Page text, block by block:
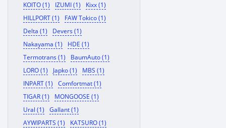
KOITO (1)
IZUMI (1)
Kixx (1)
HILLPORT (1)
FAW Tokico (1)
Delta (1)
Devers (1)
Nakayama (1)
HDE (1)
Termotrans (1)
BaumAuto (1)
LORO (1)
Japko (1)
MBS (1)
INPART (1)
Comfortmat (1)
TIGAR (1)
MONGOOSE (1)
Ural (1)
Gallant (1)
AYWIPARTS (1)
KATSURO (1)